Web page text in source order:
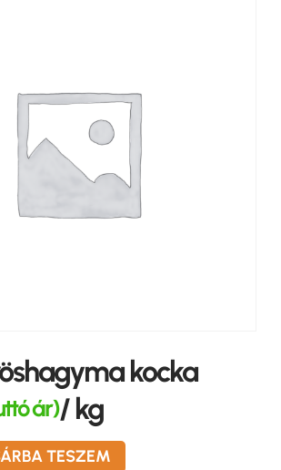
kocka
ár)/ kg
TESZEM